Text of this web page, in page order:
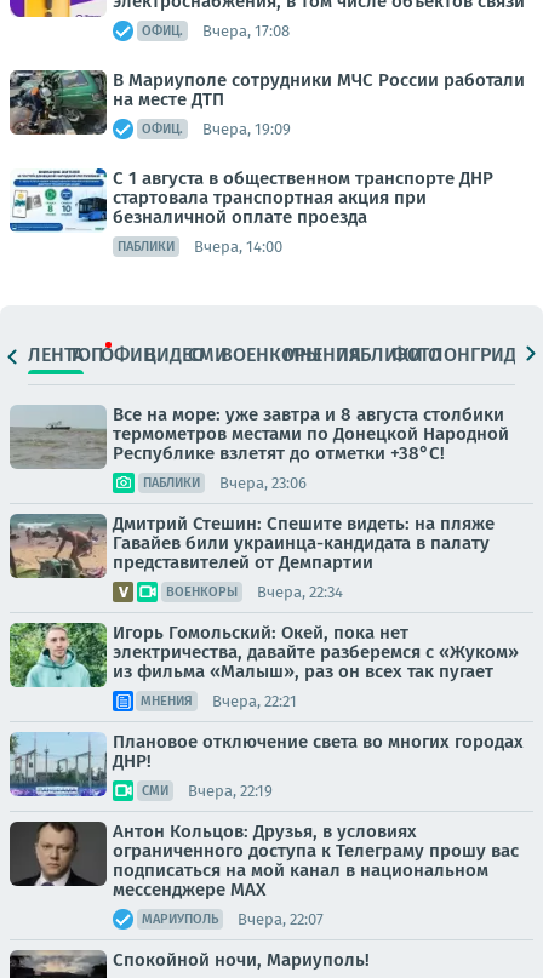
ОФИЦ. Вчера, 17:08
В Мариуполе сотрудники МЧС России работали
на месте ДТП
ОФИЦ. Вчера, 19:09
С 1 августа в общественном транспорте ДНР
стартовала транспортная акция при
безналичной оплате проезда
ПАБЛИКИ Вчера, 14:00
ЛЕНТАТОПОФИЦ.ВИДЕОСМИВОЕНКОРЫМНЕНИЯПАБЛИКИ
ФОТОЛОНГРИДЫ
Все на море: уже завтра и 8 августа столбики
термометров местами по Донецкой Народной
Республике взлетят до отметки +38°C!
ПАБЛИКИ Вчера, 23:06
Дмитрий Стешин: Спешите видеть: на пляже
Гавайев били украинца-кандидата в палату
представителей от Демпартии
ВОЕНКОРЫ Вчера, 22:34
Игорь Гомольский: Окей, пока нет
электричества, давайте разберемся с «Жуком»
из фильма «Малыш», раз он всех так пугает
МНЕНИЯ Вчера, 22:21
Плановое отключение света во многих городах
ДНР!
СМИ Вчера, 22:19
Антон Кольцов: Друзья, в условиях
ограниченного доступа к Телеграму прошу вас
подписаться на мой канал в национальном
мессенджере МАХ
МАРИУПОЛЬ Вчера, 22:07
Спокойной ночи, Мариуполь!